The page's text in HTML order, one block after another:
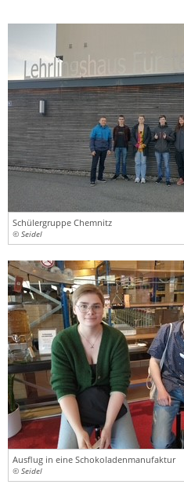
Schülergruppe Chemnitz
© Seidel
Ausflug in eine Schokoladenmanufaktur
© Seidel